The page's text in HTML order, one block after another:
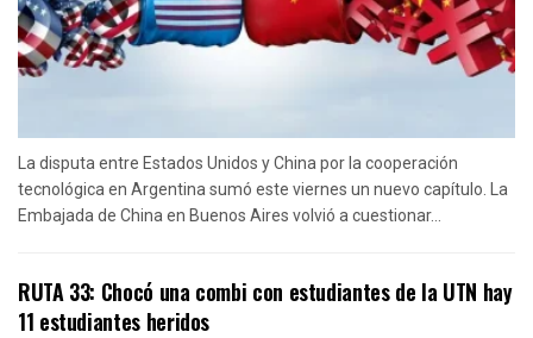
La disputa entre Estados Unidos y China por la cooperación
tecnológica en Argentina sumó este viernes un nuevo capítulo. La
Embajada de China en Buenos Aires volvió a cuestionar...
RUTA 33: Chocó una combi con estudiantes de la UTN hay
11 estudiantes heridos